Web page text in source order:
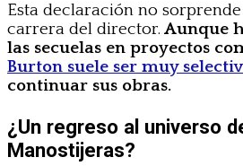
Esta declaración no
carrera del director. Aunque
las secuelas en proyectos
Burton suele ser muy
continuar sus obras.
¿Un regreso al universo
Manostijeras?